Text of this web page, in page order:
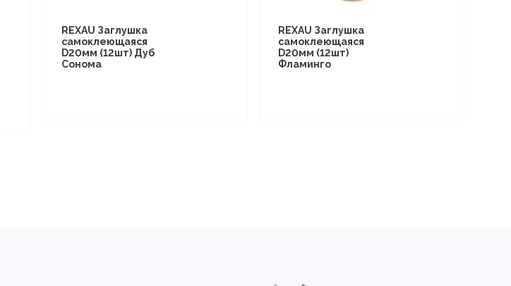
REXAU Заглушка
самоклеющаяся
D20мм (12шт) Дуб
Сонома
REXAU Заглушка
самоклеющаяся
D20мм (12шт)
Фламинго